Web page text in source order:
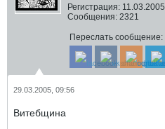
Регистрация: 11.03.2005
Сообщения: 2321
Переслать сообщение:
29.03.2005, 09:56
Витебщина